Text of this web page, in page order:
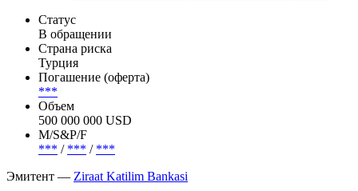
Статус
В обращении
Страна риска
Турция
Погашение (оферта)
***
Объем
500 000 000 USD
М/S&P/F
*** / *** / ***
Эмитент — Ziraat Katilim Bankasi